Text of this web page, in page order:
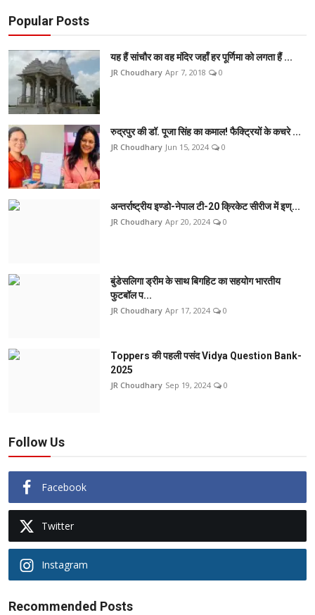
Popular Posts
यह हैं सांचौर का वह मंदिर जहाँ हर पूर्णिमा को लगता हैं ...
JR Choudhary Apr 7, 2018 0
रुद्रपुर की डॉ. पूजा सिंह का कमाल! फैक्ट्रियों के कचरे ...
JR Choudhary Jun 15, 2024 0
अन्तर्राष्ट्रीय इण्डो-नेपाल टी-20 क्रिकेट सीरीज में इण्...
JR Choudhary Apr 20, 2024 0
बुंडेसलिगा ड्रीम के साथ बिगहिट का सहयोग भारतीय
फुटबॉल प...
JR Choudhary Apr 17, 2024 0
Toppers की पहली पसंद Vidya Question Bank-
2025
JR Choudhary Sep 19, 2024 0
Follow Us
Facebook
Twitter
Instagram
Recommended Posts